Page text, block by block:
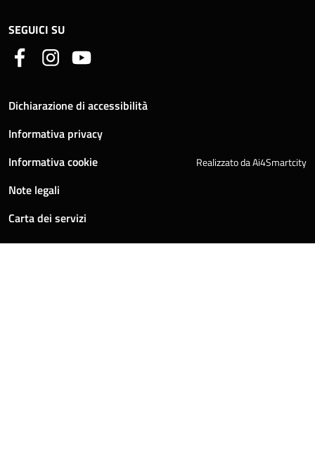
SEGUICI SU
Dichiarazione di accessibilità
Informativa privacy
Informativa cookie
Note legali
Carta dei servizi
Realizzato da Ai4Smartcity